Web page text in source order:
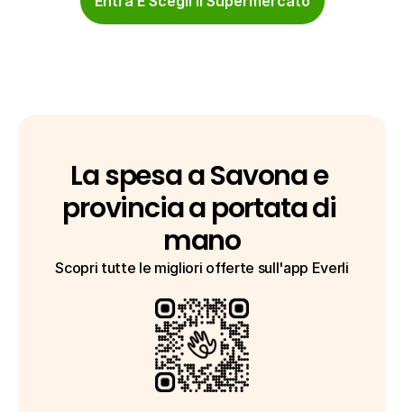
La spesa a Savona e
provincia a portata di
mano
Scopri tutte le migliori offerte sull'app Everli